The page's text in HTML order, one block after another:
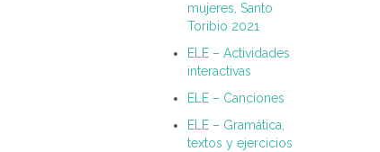
mujeres, Santo
Toribio 2021
ELE – Actividades
interactivas
ELE – Canciones
ELE – Gramática,
textos y ejercicios